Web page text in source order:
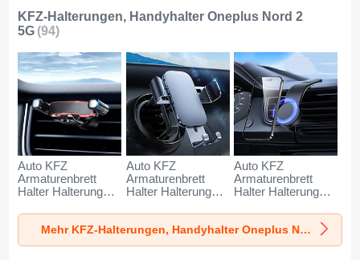
KFZ-Halterungen, Handyhalter Oneplus Nord 2
5G (94)
Auto KFZ
Armaturenbrett
Halter Halterung
AutoHalter
Halterungung
Handy BS6 für
Auto KFZ
Armaturenbrett
Halter Halterung
AutoHalter
Halterungung
Handy BS3 für
Auto KFZ
Armaturenbrett
Halter Halterung
AutoHalter
Halterungung
Magnet Handy BS1
Mehr KFZ-Halterungen, Handyhalter Oneplus Nord 2 5G